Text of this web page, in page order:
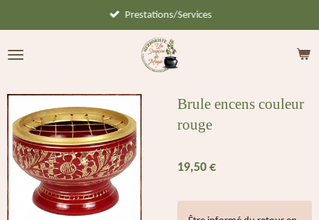
contenu
Prestations/Services
Brule encens couleur
rouge
19,50 €